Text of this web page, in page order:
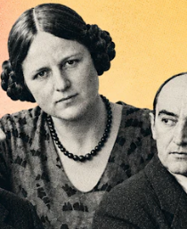
schreibt
analysiert
Themen aus einer
Perspektive und ist